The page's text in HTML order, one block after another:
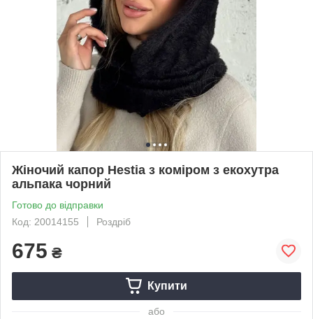
Жіночий капор Hestia з коміром з екохутра
альпака чорний
Готово до відправки
Код: 20014155
Роздріб
675 ₴
Купити
або